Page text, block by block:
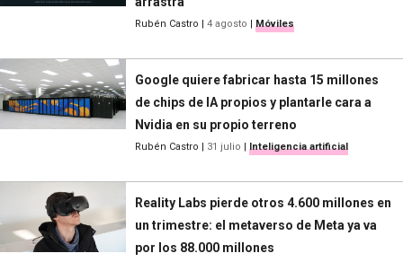
Rubén Castro | 4 agosto | Móviles
Google quiere fabricar hasta 15 millones
de chips de IA propios y plantarle cara a
Nvidia en su propio terreno
Rubén Castro | 31 julio | Inteligencia artificial
Reality Labs pierde otros 4.600 millones en
un trimestre: el metaverso de Meta ya va
por los 88.000 millones